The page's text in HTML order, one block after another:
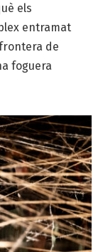
els
entramat
de
foguera